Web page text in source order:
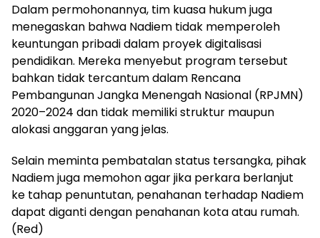
Dalam permohonannya, tim kuasa hukum juga
menegaskan bahwa Nadiem tidak memperoleh
keuntungan pribadi dalam proyek digitalisasi
pendidikan. Mereka menyebut program tersebut
bahkan tidak tercantum dalam Rencana
Pembangunan Jangka Menengah Nasional (RPJMN)
2020–2024 dan tidak memiliki struktur maupun
alokasi anggaran yang jelas.
Selain meminta pembatalan status tersangka, pihak
Nadiem juga memohon agar jika perkara berlanjut
ke tahap penuntutan, penahanan terhadap Nadiem
dapat diganti dengan penahanan kota atau rumah.
(Red)